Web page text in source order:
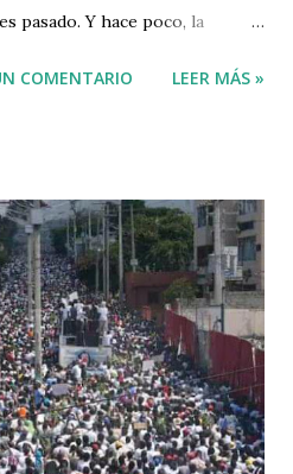
pasado. Y hace poco, la
en fervientemente en Trump,
el Partido Republicano y
la crisis, el cofundador Reed
está ganando. “El lado
es el lado dominante”,
ahora, tienen el dinero”. De
Sarah Longwell, estratega
antitrump conocido como
demostró una vez más
COMENTARIO LEER MÁS »